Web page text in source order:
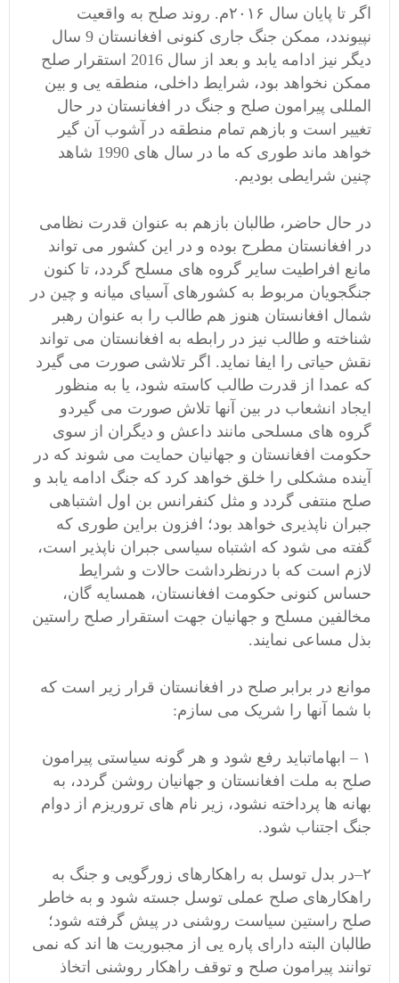
اگر تا پایان سال ۲۰۱۶م. روند صلح به واقعیت
نپیوندد، ممکن جنگ جاری کنونی افغانستان 9 سال
دیگر نیز ادامه یابد و بعد از سال 2016 استقرار صلح
ممکن نخواهد بود، شرایط داخلی، منطقه یی و بین
المللی پیرامون صلح و جنگ در افغانستان در حال
تغییر است و بازهم تمام منطقه در آشوب آن گیر
خواهد ماند طوری که ما در سال های 1990 شاهد
چنین شرایطی بودیم.
در حال حاضر، طالبان بازهم به عنوان قدرت نظامی
در افغانستان مطرح بوده و در این کشور می تواند
مانع افراطیت سایر گروه های مسلح گردد، تا کنون
جنگجویان مربوط به کشورهای آسیای میانه و چین در
شمال افغانستان هنوز هم طالب را به عنوان رهبر
شناخته و طالب نیز در رابطه به افغانستان می تواند
نقش حیاتی را ایفا نماید. اگر تلاشی صورت می گیرد
که عمدا از قدرت طالب کاسته شود، یا به منظور
ایجاد انشعاب در بین آنها تلاش صورت می گیردو
گروه های مسلحی مانند داعش و دیگران از سوی
حکومت افغانستان و جهانیان حمایت می شوند که در
آینده مشکلی را خلق خواهد کرد که جنگ ادامه یابد و
صلح منتفی گردد و مثل کنفرانس بن اول اشتباهی
جبران ناپذیری خواهد بود؛ افزون براین طوری که
گفته می شود که اشتباه سیاسی جبران ناپذیر است،
لازم است که با درنظرداشت حالات و شرایط
حساس کنونی حکومت افغانستان، همسایه گان،
مخالفین مسلح و جهانیان جهت استقرار صلح راستین
بذل مساعی نمایند.
موانع در برابر صلح در افغانستان قرار زیر است که
با شما آنها را شریک می سازم:
۱ – ابهاماتباید رفع شود و هر گونه سیاستی پیرامون
صلح به ملت افغانستان و جهانیان روشن گردد، به
بهانه ها پرداخته نشود، زیر نام های تروریزم از دوام
جنگ اجتناب شود.
۲–در بدل توسل به راهکارهای زورگویی و جنگ به
راهکارهای صلح عملی توسل جسته شود و به خاطر
صلح راستین سیاست روشنی در پیش گرفته شود؛
طالبان البته دارای پاره یی از مجبوریت ها اند که نمی
توانند پیرامون صلح و توقف راهکار روشنی اتخاذ